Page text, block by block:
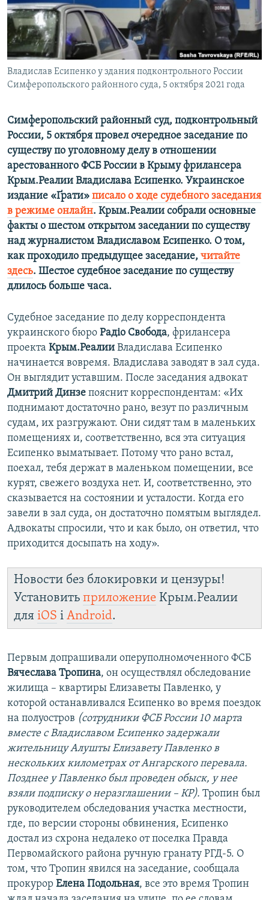
ПОБЕДИТЕЛЕЙ НЕ СУДЯТ?
КРЫМ.НЕПОКОРЕННЫЙ
ELIFBE
УКРАИНСКАЯ ПРОБЛЕМА КРЫМА
ПРИСОЕДИНЯЙТЕСЬ!
Все сайты RFE/RL
Владислав Есипенко у здания подконтрольного России
Симферопольского районного суда, 5 октября 2021 года
Симферопольский районный суд, подконтрольный
России, 5 октября провел очередное заседание по
существу по уголовному делу в отношении
арестованного ФСБ России в Крыму фрилансера
Крым.Реалии Владислава Есипенко. Украинское
издание «Ґрати» писало о ходе судебного заседания
в режиме онлайн. Крым.Реалии собрали основные
факты о шестом открытом заседании по существу
над журналистом Владиславом Есипенко. О том,
как проходило предыдущее заседание, читайте
здесь. Шестое судебное заседание по существу
длилось больше часа.
Судебное заседание по делу корреспондента
украинского бюро Радіо Свобода, фрилансера
проекта Крым.Реалии Владислава Есипенко
начинается вовремя. Владислава заводят в зал суда.
Он выглядит уставшим. После заседания адвокат
Дмитрий Динзе пояснит корреспондентам: «Их
поднимают достаточно рано, везут по различным
судам, их разгружают. Они сидят там в маленьких
помещениях и, соответственно, вся эта ситуация
Есипенко выматывает. Потому что рано встал,
поехал, тебя держат в маленьком помещении, все
курят, свежего воздуха нет. И, соответственно, это
сказывается на состоянии и усталости. Когда его
завели в зал суда, он достаточно помятым выглядел.
Адвокаты спросили, что и как было, он ответил, что
приходится досыпать на ходу».
Новости без блокировки и цензуры!
Установить приложение Крым.Реалии
для iOS і Android.
Первым допрашивали оперуполномоченного ФСБ
Вячеслава Тропина, он осуществлял обследование
жилища – квартиры Елизаветы Павленко, у
которой останавливался Есипенко во время поездок
на полуостров (сотрудники ФСБ России 10 марта
вместе с Владиславом Есипенко задержали
жительницу Алушты Елизавету Павленко в
нескольких километрах от Ангарского перевала.
Позднее у Павленко был проведен обыск, у нее
взяли подписку о неразглашении – КР). Тропин был
руководителем обследования участка местности,
где, по версии стороны обвинения, Есипенко
достал из схрона недалеко от поселка Правда
Первомайского района ручную гранату РГД-5. О
том, что Тропин явился на заседание, сообщала
прокурор Елена Подольная, все это время Тропин